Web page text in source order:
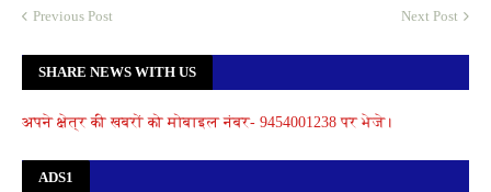
Previous Post Next Post
SHARE NEWS WITH US
अपने क्षेत्र की खबरों को मोबाइल नंबर- 9454001238 पर भेजे।
ADS1